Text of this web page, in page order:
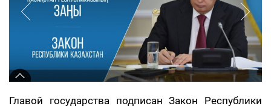
Главой государства подписан Закон Республики